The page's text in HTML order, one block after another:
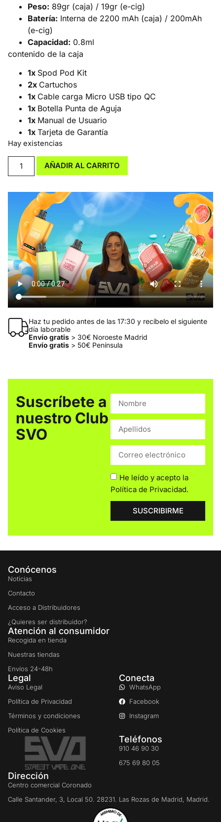
Peso: 89gr (caja) / 19gr (e-cig)
Batería: Interna de 2200 mAh (caja) / 200mAh
(e-cig)
Capacidad: 0.8ml
contenido de la caja
1x Spod Pod Kit
2x Cartuchos
1x Cable carga Micro USB tipo QC
1x Botella Punta de Aguja
1x Manual de Usuario
1x Tarjeta de Garantía
Hay existencias
AÑADIR AL CARRITO
Haz tu pedido antes de las 17:30 y recíbelo el siguiente
día laborable
Envío gratis> 30€ Noroeste Madrid
Envío gratis> 50€ Península
Suscríbete a
nuestro Club
SVO
He leído y acepto la
Política de Privacidad.
SUSCRIBIRME
Conócenos
Noticias
Contacto
Acceso a Distribuidores
¿Quieres ser distribuidor?
Atención al consumidor
Recogida en tienda
Nuestras tiendas
Envíos 24-48h
Legal
Aviso Legal
Política de Privacidad
Términos y condiciones
Política de Cookies
Conecta
WhatsApp
Facebook
Instagram
Teléfonos
910 46 90 30
675 69 80 05
Dirección
Centro comercial Coronado
Calle Santander, 3, Local 50. 28231. Las Rozas de Madrid, Madrid.